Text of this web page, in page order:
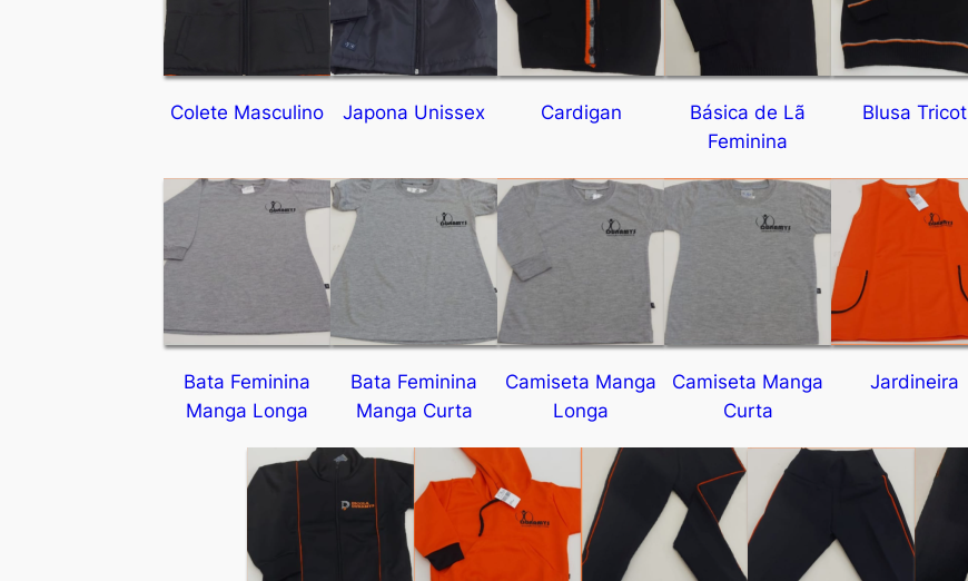
Colete Masculino Japona Unissex Cardigan
Básica de Lã
Feminina
Blusa Tricot
Bata Feminina
Manga Longa
Bata Feminina
Manga Curta
Camiseta Manga
Longa
Camiseta Manga
Curta
Jardineira